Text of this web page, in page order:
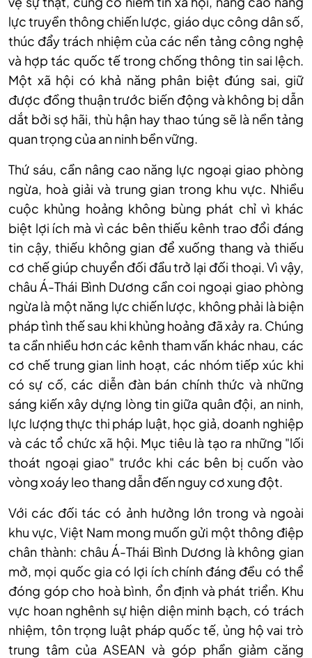
lực truyền thông chiến lược, giáo dục công dân số,
thúc đẩy trách nhiệm của các nền tảng công nghệ
và hợp tác quốc tế trong chống thông tin sai lệch.
Một xã hội có khả năng phân biệt đúng sai, giữ
được đồng thuận trước biến động và không bị dẫn
dắt bởi sợ hãi, thù hận hay thao túng sẽ là nền tảng
quan trọng của an ninh bền vững.
Thứ sáu, cần nâng cao năng lực ngoại giao phòng
ngừa, hoà giải và trung gian trong khu vực. Nhiều
cuộc khủng hoảng không bùng phát chỉ vì khác
biệt lợi ích mà vì các bên thiếu kênh trao đổi đáng
tin cậy, thiếu không gian để xuống thang và thiếu
cơ chế giúp chuyển đối đầu trở lại đối thoại. Vì vậy,
châu Á-Thái Bình Dương cần coi ngoại giao phòng
ngừa là một năng lực chiến lược, không phải là biện
pháp tình thế sau khi khủng hoảng đã xảy ra. Chúng
ta cần nhiều hơn các kênh tham vấn khác nhau, các
cơ chế trung gian linh hoạt, các nhóm tiếp xúc khi
có sự cố, các diễn đàn bán chính thức và những
sáng kiến xây dựng lòng tin giữa quân đội, an ninh,
lực lượng thực thi pháp luật, học giả, doanh nghiệp
và các tổ chức xã hội. Mục tiêu là tạo ra những "lối
thoát ngoại giao" trước khi các bên bị cuốn vào
vòng xoáy leo thang dẫn đến nguy cơ xung đột.
Với các đối tác có ảnh hưởng lớn trong và ngoài
khu vực, Việt Nam mong muốn gửi một thông điệp
chân thành: châu Á-Thái Bình Dương là không gian
mở, mọi quốc gia có lợi ích chính đáng đều có thể
đóng góp cho hoà bình, ổn định và phát triển. Khu
vực hoan nghênh sự hiện diện minh bạch, có trách
nhiệm, tôn trọng luật pháp quốc tế, ủng hộ vai trò
trung tâm của ASEAN và góp phần giảm căng